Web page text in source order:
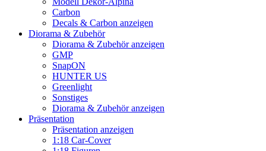
Carbon
Decals & Carbon anzeigen
Diorama & Zubehör
Diorama & Zubehör anzeigen
GMP
SnapON
HUNTER US
Greenlight
Sonstiges
Diorama & Zubehör anzeigen
Präsentation
Präsentation anzeigen
1:18 Car-Cover